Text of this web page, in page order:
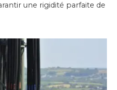
une rigidité parfaite de